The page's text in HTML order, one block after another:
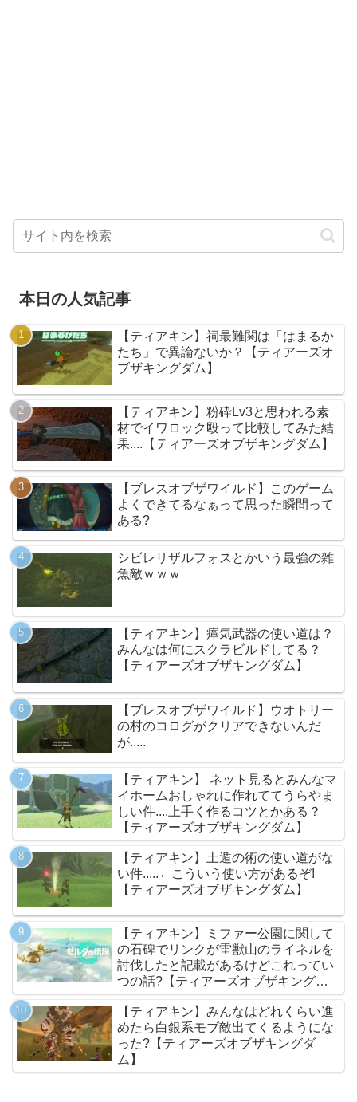
本日の人気記事
【ティアキン】祠最難関は「はまるか
たち」で異論ないか？【ティアーズオ
ブザキングダム】
【ティアキン】粉砕Lv3と思われる素
材でイワロック殴って比較してみた結
果....【ティアーズオブザキングダム】
【ブレスオブザワイルド】このゲーム
よくできてるなぁって思った瞬間って
ある?
シビレリザルフォスとかいう最強の雑
魚敵ｗｗｗ
【ティアキン】瘴気武器の使い道は？
みんなは何にスクラビルドしてる？
【ティアーズオブザキングダム】
【ブレスオブザワイルド】ウオトリー
の村のコログがクリアできないんだ
が.....
【ティアキン】 ネット見るとみんなマ
イホームおしゃれに作れててうらやま
しい件....上手く作るコツとかある？
【ティアーズオブザキングダム】
【ティアキン】土遁の術の使い道がな
い件.....←こういう使い方があるぞ!
【ティアーズオブザキングダム】
【ティアキン】ミファー公園に関して
の石碑でリンクが雷獣山のライネルを
討伐したと記載があるけどこれってい
つの話?【ティアーズオブザキングダ
ム】
【ティアキン】みんなはどれくらい進
めたら白銀系モブ敵出てくるようにな
った?【ティアーズオブザキングダ
ム】